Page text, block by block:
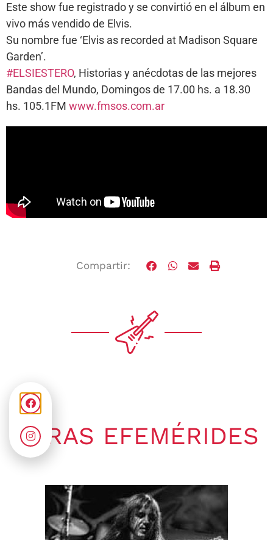
Este show fue registrado y se convirtió en el álbum en
vivo más vendido de Elvis.
Su nombre fue ‘Elvis as recorded at Madison Square
Garden’.
#ELSIESTERO, Historias y anécdotas de las mejores
Bandas del Mundo, Domingos de 17.00 hs. a 18.30
hs. 105.1FM www.fmsos.com.ar
Compartir:
OTRAS EFEMÉRIDES